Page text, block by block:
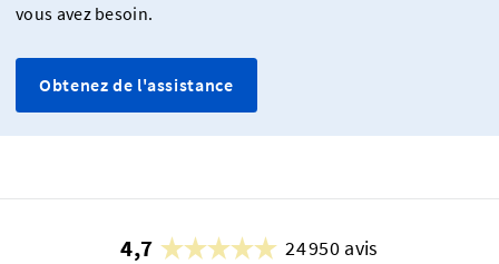
vous avez besoin.
Obtenez de l'assistance
4,7 24 950 avis